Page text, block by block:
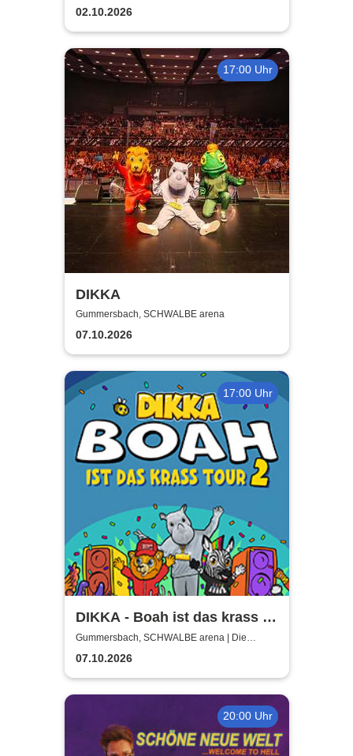
02.10.2026
17:00 Uhr
DIKKA
Gummersbach, SCHWALBE arena
07.10.2026
17:00 Uhr
DIKKA - Boah ist das krass -
Tour 2026
Gummersbach, SCHWALBE arena | Die
Schwalbe Arena Gummersbach
07.10.2026
20:00 Uhr